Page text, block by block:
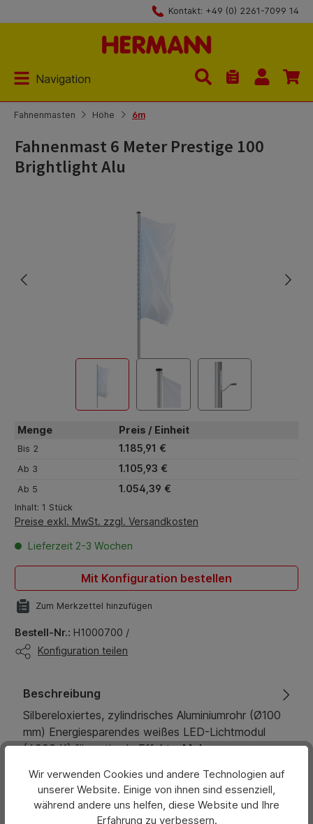
Kontakt: +49 (0) 2261-7099 14
Navigation
Du hast 0
Fahnenmasten Höhe 6m
Fahnenmast 6 Meter Prestige 100
Brightlight Alu
Menge Preis / Einheit
Bis 2 1.185,91 €
Ab 3 1.105,93 €
Ab 5 1.054,39 €
Inhalt: 1 Stück
Preise exkl. MwSt. zzgl. Versandkosten
Lieferzeit 2-3 Wochen
Mit Konfiguration bestellen
Zum Merkzettel hinzufügen
Bestell-Nr.: H1000700 /
Konfiguration teilen
Beschreibung
Silbereloxiertes, zylindrisches Aluminiumrohr (Ø100
mm) Energiesparendes weißes LED-Lichtmodul
(4000 K) für optimale Effekt…Mehr
Eigenschaften
Bewertungen
Wir verwenden Cookies und andere Technologien auf
unserer Website. Einige von ihnen sind essenziell,
während andere uns helfen, diese Website und Ihre
Erfahrung zu verbessern.